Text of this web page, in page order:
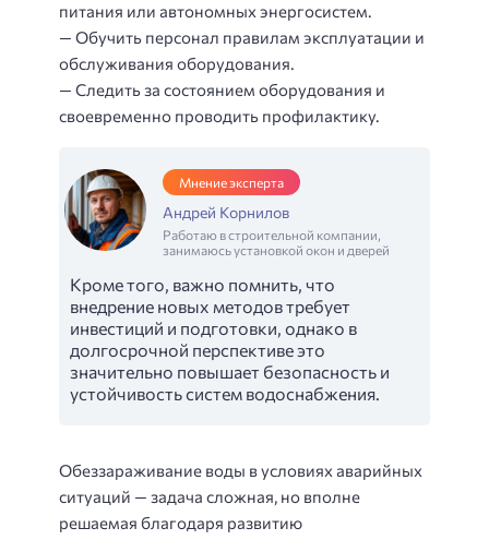
питания или автономных энергосистем.
— Обучить персонал правилам эксплуатации и
обслуживания оборудования.
— Следить за состоянием оборудования и
своевременно проводить профилактику.
Мнение эксперта
Андрей Корнилов
Работаю в строительной компании,
занимаюсь установкой окон и дверей
Кроме того, важно помнить, что
внедрение новых методов требует
инвестиций и подготовки, однако в
долгосрочной перспективе это
значительно повышает безопасность и
устойчивость систем водоснабжения.
Обеззараживание воды в условиях аварийных
ситуаций — задача сложная, но вполне
решаемая благодаря развитию